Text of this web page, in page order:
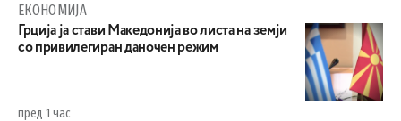
ЕКОНОМИЈА
Грција ја стави Македонија во листа на земји
со привилегиран даночен режим
пред 1 час